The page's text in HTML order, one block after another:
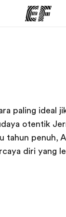
paling ideal
otentik
tahun penuh,
diri yang